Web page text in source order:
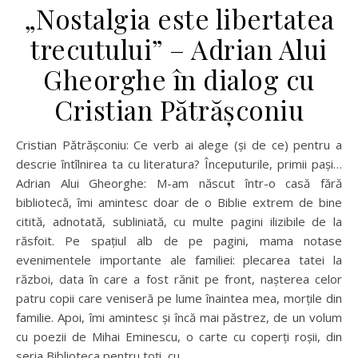
„Nostalgia este libertatea
trecutului” – Adrian Alui
Gheorghe în dialog cu
Cristian Pătrășconiu
Cristian Pătrășconiu: Ce verb ai alege (și de ce) pentru a
descrie întîlnirea ta cu literatura? Începuturile, primii pași…
Adrian Alui Gheorghe: M-am născut într-o casă fără
bibliotecă, îmi amintesc doar de o Biblie extrem de bine
citită, adnotată, subliniată, cu multe pagini ilizibile de la
răsfoit. Pe spațiul alb de pe pagini, mama notase
evenimentele importante ale familiei: plecarea tatei la
război, data în care a fost rănit pe front, nașterea celor
patru copii care veniseră pe lume înaintea mea, morțile din
familie. Apoi, îmi amintesc și încă mai păstrez, de un volum
cu poezii de Mihai Eminescu, o carte cu coperți roșii, din